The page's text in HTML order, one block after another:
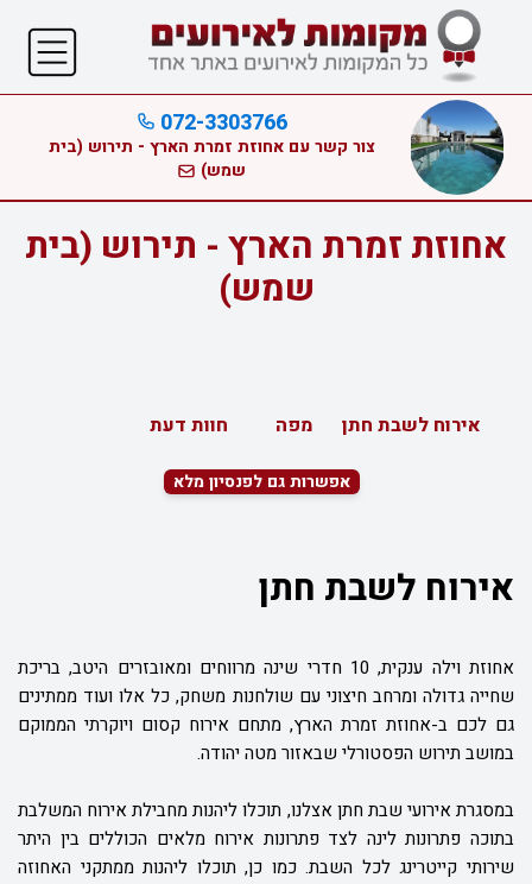
072-3303766
צור קשר עם אחוזת זמרת הארץ - תירוש (בית
שמש)
אחוזת זמרת הארץ - תירוש (בית
שמש)
אירוח לשבת חתן מפה חוות דעת
אפשרות גם לפנסיון מלא
אירוח לשבת חתן
אחוזת וילה ענקית, 10 חדרי שינה מרווחים ומאובזרים היטב, בריכת
שחייה גדולה ומרחב חיצוני עם שולחנות משחק, כל אלו ועוד ממתינים
גם לכם ב-אחוזת זמרת הארץ, מתחם אירוח קסום ויוקרתי הממוקם
במושב תירוש הפסטורלי שבאזור מטה יהודה.
במסגרת אירועי שבת חתן אצלנו, תוכלו ליהנות מחבילת אירוח המשלבת
בתוכה פתרונות לינה לצד פתרונות אירוח מלאים הכוללים בין היתר
שירותי קייטרינג לכל השבת. כמו כן, תוכלו ליהנות ממתקני האחוזה